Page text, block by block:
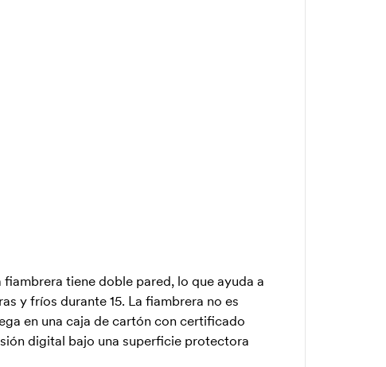
tiene doble pared, lo que ayuda a
y fríos durante 15. La fiambrera no es
en una caja de cartón con certificado
digital bajo una superficie protectora